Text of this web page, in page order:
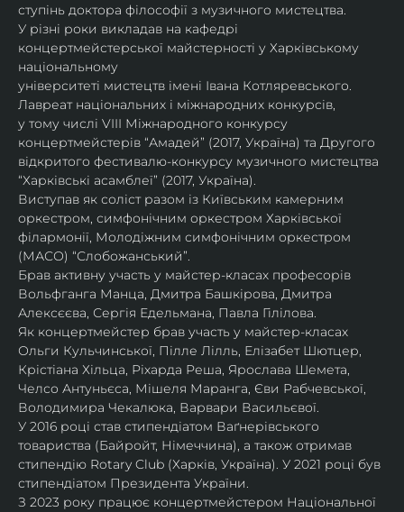
ступінь доктора філософії з музичного мистецтва.
У різні роки викладав на кафедрі
концертмейстерської майстерності у Харківському
національному
університеті мистецтв імені Івана Котляревського.
Лавреат національних і міжнародних конкурсів,
у тому числі VIII Міжнародного конкурсу
концертмейстерів “Амадей” (2017, Україна) та Другого
відкритого фестивалю-конкурсу музичного мистецтва
“Харківські асамблеї” (2017, Україна).
Виступав як соліст разом із Київським камерним
оркестром, симфонічним оркестром Харківської
філармонії, Молодіжним симфонічним оркестром
(МАСО) “Слобожанський”.
Брав активну участь у майстер-класах професорів
Вольфганга Манца, Дмитра Башкірова, Дмитра
Алексєєва, Сергія Едельмана, Павла Гілілова.
Як концертмейстер брав участь у майстер-класах
Ольги Кульчинської, Пілле Лілль, Елізабет Шютцер,
Крістіана Хільца, Ріхарда Реша, Ярослава Шемета,
Челсо Антуньєса, Мішеля Маранга, Єви Рабчевської,
Володимира Чекалюка, Варвари Васильєвої.
У 2016 році став стипендіатом Ваґнерівського
товариства (Байройт, Німеччина), а також отримав
стипендію Rotary Club (Харків, Україна). У 2021 році був
стипендіатом Президента України.
З 2023 року працює концертмейстером Національної